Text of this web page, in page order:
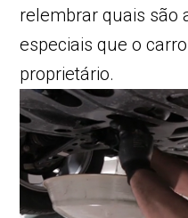
relembrar quais são
especiais que o
proprietário.